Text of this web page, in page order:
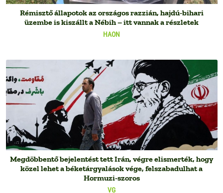
HAON
Rémisztő állapotok az országos razzián, hajdú-bihari
üzembe is kiszállt a Nébih – itt vannak a részletek
VG
Megdöbbentő bejelentést tett Irán, végre elismerték, hogy
közel lehet a béketárgyalások vége, felszabadulhat a
Hormuzi-szoros